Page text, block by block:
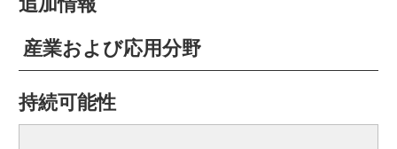
産業および応用分野
持続可能性